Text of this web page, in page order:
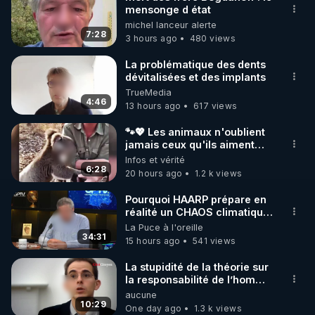
🌱 INSTAGRAM
https://www.instagram.com/rdlr_thierrycasasnovas/
http://rgnr.li/instagram
🌱 LA NEWSLETTER
Pour ne pas rater l’actualité RGNR (stages,
http://rgnr.li/news
🌱 VIDÉOS NON CENSURÉES SUR ODYSEE
Toutes les vidéos Youtube sont aussi sur la
http://rgnr.li/odysee
🌱 LES STAGES EN PRÉSENTIEL
http://rgnr.li/stages
7:28
mensonge d état
michel lanceur alerte
3 hours ago
480 views
4:46
La problématique des dents
dévitalisées et des implants
TrueMedia
13 hours ago
617 views
6:28
🐾💖 Les animaux n'oublient
jamais ceux qu'ils aiment…
🥹❤️
Infos et vérité
20 hours ago
1.2 k views
34:31
Pourquoi HAARP prépare en
réalité un CHAOS climatique,
on répond
La Puce à l'oreille
15 hours ago
541 views
10:29
La stupidité de la théorie sur
la responsabilité de l’homme
concernant le dioxyde de
carbone.
aucune
One day ago
1.3 k views